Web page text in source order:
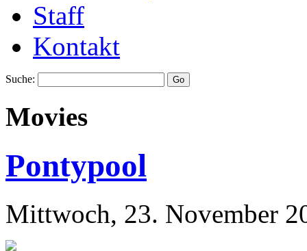
Staff
Kontakt
Suche:
Movies
Pontypool
Mittwoch, 23. November